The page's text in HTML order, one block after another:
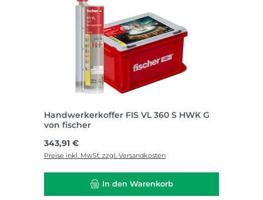
Handwerkerkoffer FIS VL 360 S HWK G
von fischer
Regulärer Preis:
343,91 €
Preise inkl. MwSt. zzgl. Versandkosten
In den Warenkorb